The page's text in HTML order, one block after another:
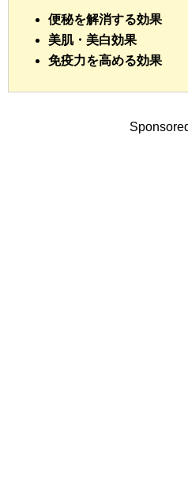
便秘を解消する効果
美肌・美白効果
免疫力を高める効果